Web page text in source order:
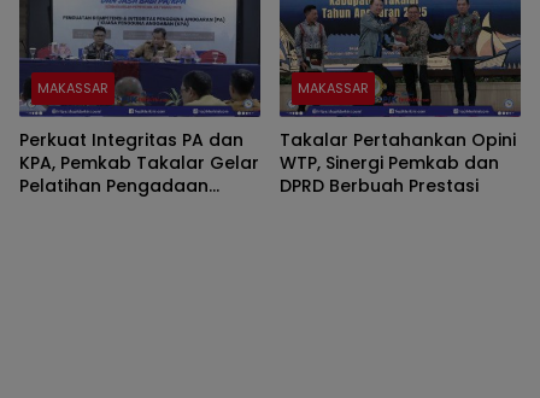
MAKASSAR
Perkuat Integritas PA dan
KPA, Pemkab Takalar Gelar
Pelatihan Pengadaan
MAKASSAR
Takalar Pertahankan Opini
WTP, Sinergi Pemkab dan
DPRD Berbuah Prestasi